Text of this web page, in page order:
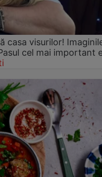
casa visurilor!
cel mai important